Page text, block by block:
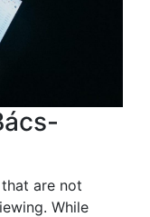
are not
While